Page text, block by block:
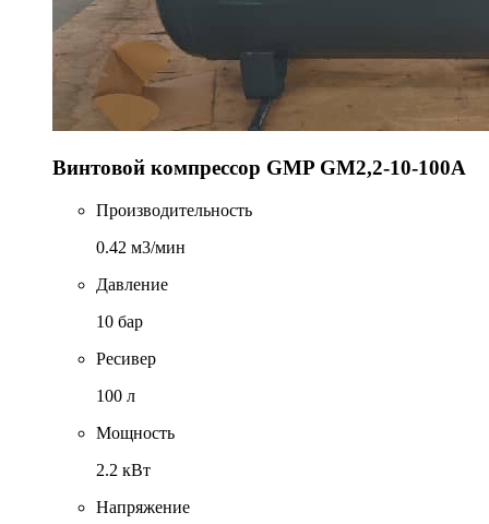
Винтовой компрессор GMP GM2,2-10-100A
Производительность
0.42 м3/мин
Давление
10 бар
Ресивер
100 л
Мощность
2.2 кВт
Напряжение